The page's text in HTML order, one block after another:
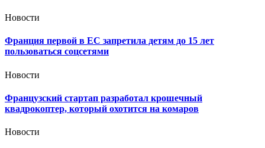
Новости
Франция первой в ЕС запретила детям до 15 лет
пользоваться соцсетями
Новости
Французский стартап разработал крошечный
квадрокоптер, который охотится на комаров
Новости